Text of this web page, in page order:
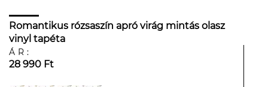
Romantikus rózsaszín apró virág mintás olasz
vinyl tapéta
ÁR:
28 990 Ft